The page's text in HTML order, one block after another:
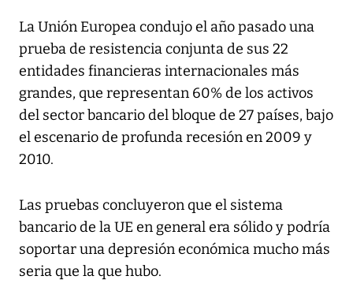
La Unión Europea condujo el año pasado una
prueba de resistencia conjunta de sus 22
entidades financieras internacionales más
grandes, que representan 60% de los activos
del sector bancario del bloque de 27 países, bajo
el escenario de profunda recesión en 2009 y
2010.
Las pruebas concluyeron que el sistema
bancario de la UE en general era sólido y podría
soportar una depresión económica mucho más
seria que la que hubo.